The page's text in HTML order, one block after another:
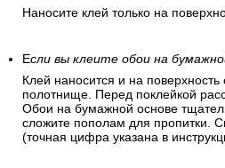
Клей наносится равномерным
Если вы клеите обои на
Наносите клей только на